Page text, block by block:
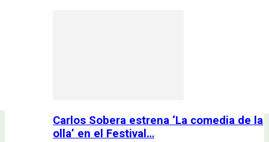
Carlos Sobera estrena ‘La comedia de la
olla’ en el Festival…